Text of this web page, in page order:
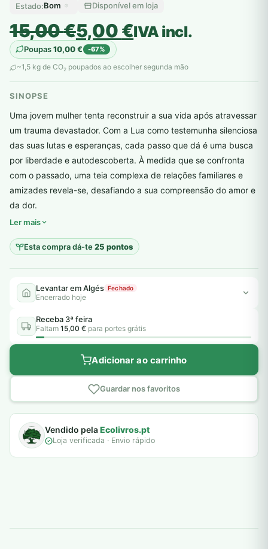
Estado:Bom Disponível em loja
15,00€
O
preço
original
era:
15,00 €.
5,00€
O
preço
atual
é:
5,00 €.
IVA incl.
Poupas10,00€ -67%
~1,5 kg de CO2 poupados ao escolher segunda mão
SINOPSE
Uma jovem mulher tenta reconstruir a sua vida após atravessar
um trauma devastador. Com a Lua como testemunha silenciosa
das suas lutas e esperanças, cada passo que dá é uma busca
por liberdade e autodescoberta. À medida que se confronta
com o passado, uma teia complexa de relações familiares e
amizades revela-se, desafiando a sua compreensão do amor e
da dor.
Ler mais
Esta compra dá-te25 pontos
Levantar em Algés Fechado
Encerrado hoje
Receba 3ª feira
Faltam 15,00 € para portes grátis
Adicionar ao carrinho
Guardar nos favoritos
Vendido pelaEcolivros.pt
Loja verificada · Envio rápido